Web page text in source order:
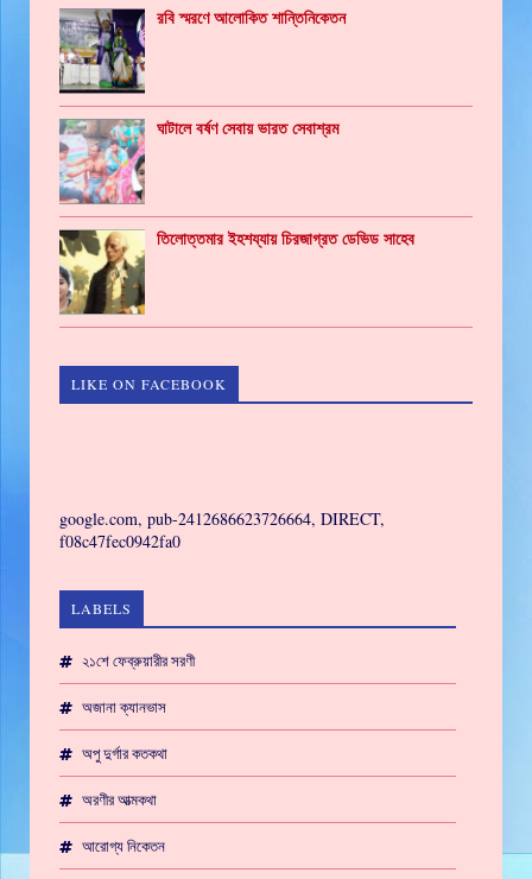
রবি স্মরণে আলোকিত শান্তিনিকেতন
ঘাটালে বর্ষণ সেবায় ভারত সেবাশ্রম
তিলোত্তমার ইহশয্যায় চিরজাগ্রত ডেভিড সাহেব
LIKE ON FACEBOOK
google.com, pub-2412686623726664, DIRECT,
f08c47fec0942fa0
LABELS
২১শে ফেব্রুয়ারীর সরণী
অজানা ক্যানভাস
অপু দুর্গার কতকথা
অরণীর আত্মকথা
আরোগ্য নিকেতন